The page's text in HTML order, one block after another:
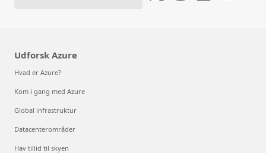
Udforsk Azure
Hvad er Azure?
Kom i gang med Azure
Global infrastruktur
Datacenterområder
Hav tillid til skyen